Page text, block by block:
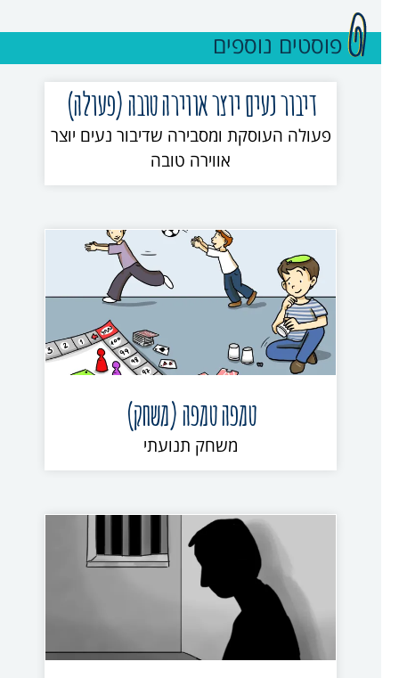
פוסטים נוספים
דיבור נעים יוצר אווירה טובה (פעולה)
פעולה העוסקת ומסבירה שדיבור נעים יוצר
אווירה טובה
טמפה טמפה (משחק)
משחק תנועתי